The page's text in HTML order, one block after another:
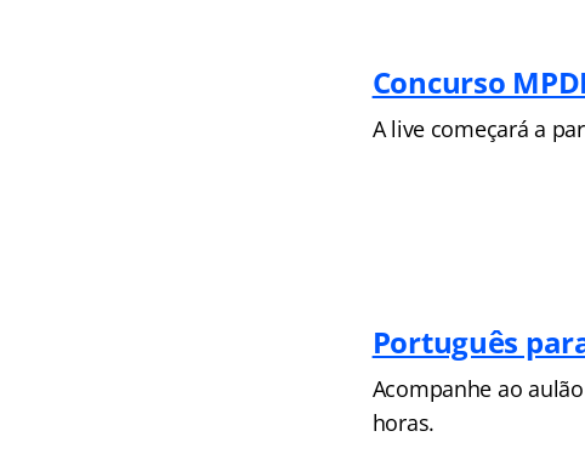
Concurso
A live começará a
Português
Acompanhe ao
horas.